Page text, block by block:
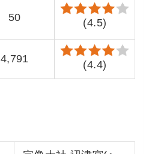
50 (4.5)
4,791
(4.4)